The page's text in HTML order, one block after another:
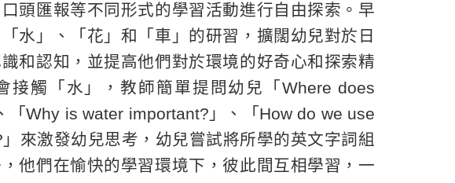
頭匯報等不同形式的學習活動進行自由探索。早
水」、「花」和「車」的研習，擴闊幼兒對於日
和認知，並提高他們對於環境的好奇心和探索精
接觸「水」，教師簡單提問幼兒「Where does
「Why is water important?」、「How do we use
來激發幼兒思考，幼兒嘗試將所學的英文字詞組
他們在愉快的學習環境下，彼此間互相學習，一